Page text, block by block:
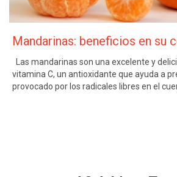
Mandarinas: beneficios en su
Las mandarinas son una excelente y
vitamina C, un antioxidante que ayuda a
provocado por los radicales libres en el